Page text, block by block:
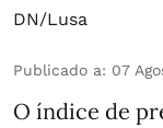
DN/Lusa
Publicado a: 07
O índice de